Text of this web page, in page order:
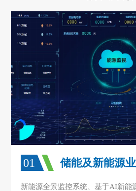
01 储能及新能源
新能源全景监控系统、基于AI新能